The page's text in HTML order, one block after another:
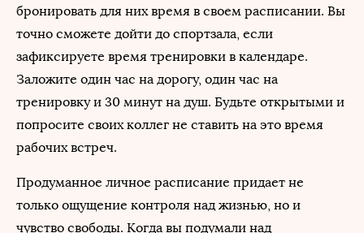
бронировать для них время в своем расписании. Вы
точно сможете дойти до спортзала, если
зафиксируете время тренировки в календаре.
Заложите один час на дорогу, один час на
тренировку и 30 минут на душ. Будьте открытыми и
попросите своих коллег не ставить на это время
рабочих встреч.
Продуманное личное расписание придает не
только ощущение контроля над жизнью, но и
чувство свободы. Когда вы подумали над